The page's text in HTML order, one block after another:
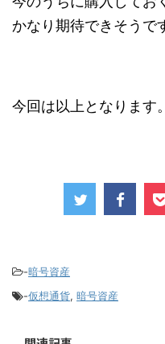
かなり期待できそうで
今回は以上となります。
-暗号資産
-仮想通貨, 暗号資産